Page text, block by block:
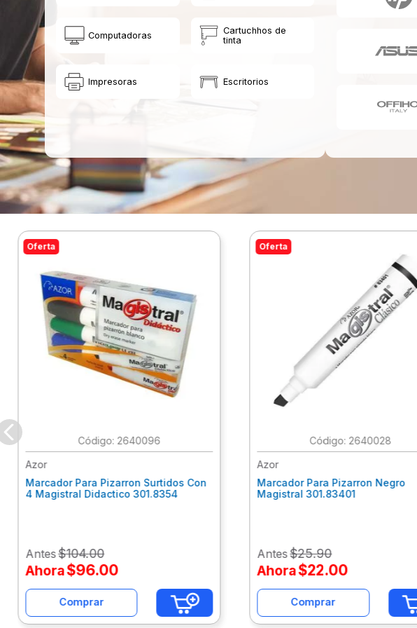
Computadoras
Cartuchhos de
tinta
Impresoras Escritorios
Oferta
: 2640096
Azor
Marcador Para Pizarron Surtidos Con
4 Magistral Didactico 301.8354
Antes$104.00
Ahora$96.00
Comprar
Oferta
: 2640028
Azor
Marcador Para Pizarron Negro
Magistral 301.83401
Antes$25.90
Ahora$22.00
Comprar